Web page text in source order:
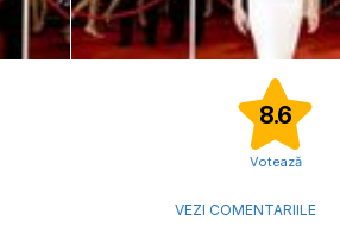
8.6
Votează
VEZI COMENTARIILE